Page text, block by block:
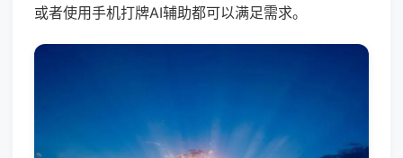
或者使用手机打牌AI辅助都可以满足需求。